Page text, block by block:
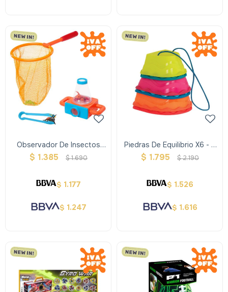
Observador De Insectos
9pcs
$ 1.385 $1.690
$ 1.177
$ 1.247
Piedras De Equilibrio X6 - B
Toys
$ 1.795 $2.190
$ 1.526
$ 1.616